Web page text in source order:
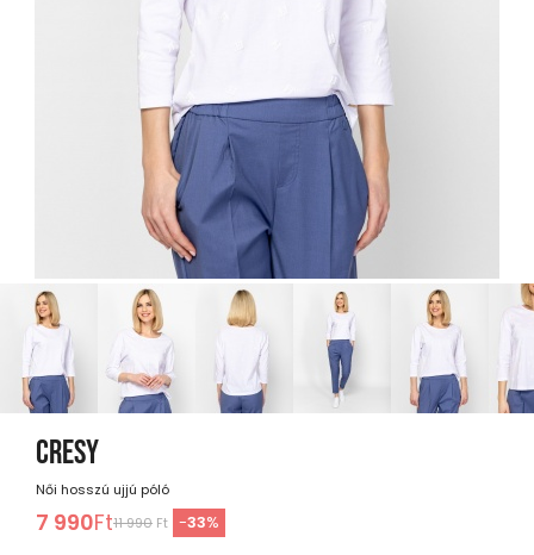
CRESY
Női hosszú ujjú póló
7 990Ft11 990 Ft -33%